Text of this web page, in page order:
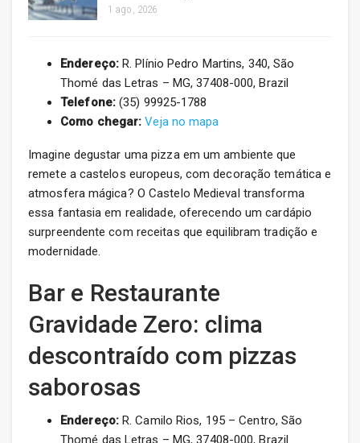
1 ago, 2026
Endereço:R. Plínio Pedro Martins, 340, São
Thomé das Letras – MG, 37408-000, Brazil
Telefone:(35) 99925-1788
Como chegar: Veja no mapa
Imagine degustar uma pizza em um ambiente que
remete a castelos europeus, com decoração temática e
atmosfera mágica? O Castelo Medieval transforma
essa fantasia em realidade, oferecendo um cardápio
surpreendente com receitas que equilibram tradição e
modernidade.
Bar e Restaurante
Gravidade Zero: clima
descontraído com pizzas
saborosas
Endereço:R. Camilo Rios, 195 – Centro, São
Thomé das Letras – MG, 37408-000, Brazil